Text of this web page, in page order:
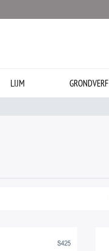
LIJM GRONDVERF